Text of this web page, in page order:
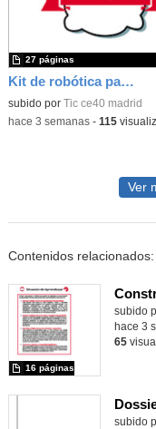
Kit de robótica para Micro:Bit
Contenido educativo.
subido por Tic ce40 madrid
27 páginas
-hace 3 semanas- 115
Ver
Contenidos relacionados:
subido
16 páginas
hace 3
65
subido